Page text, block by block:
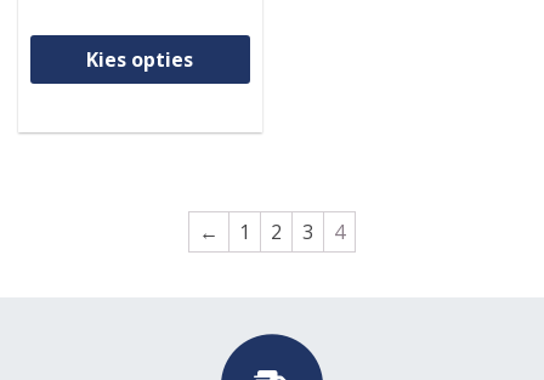
Kies opties
← 1 2 3 4